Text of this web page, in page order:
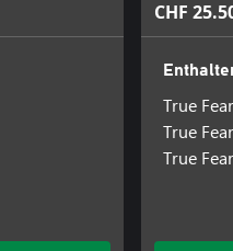
CHF
True
True
True